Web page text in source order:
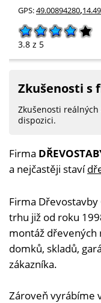
GPS:49.00894280,
3.8 z 5
Zkušenosti s
Zkušenosti
dispozici.
Firma
a nejčastěji staví
Firma
trhu již od roku
montáž dřevených
domků, skladů,
zákazníka.
Zároveň vyrábíme